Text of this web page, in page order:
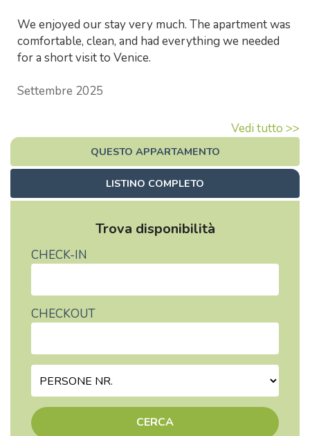
We enjoyed our stay very much. The apartment was
comfortable, clean, and had everything we needed
for a short visit to Venice.
Settembre 2025
Vedi tutto >>
QUESTO APPARTAMENTO
LISTINO COMPLETO
Trova disponibilità
CHECK-IN
CHECKOUT
CERCA